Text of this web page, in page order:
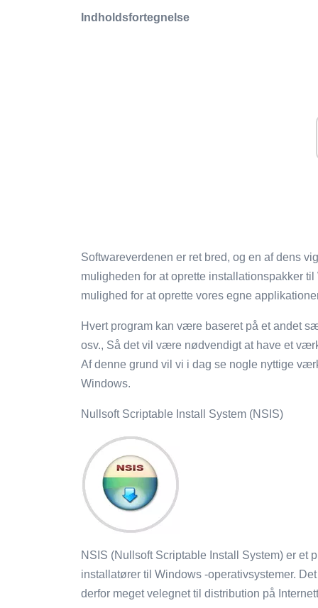
Indholdsfortegnelse
Softwareverdenen er ret bred, og en af ​​dens
muligheden for at oprette installationspakker
mulighed for at oprette vores egne
Hvert program kan være baseret på et andet
osv., Så det vil være nødvendigt at have et
Af denne grund vil vi i dag se nogle nyttige
Windows.
Nullsoft Scriptable Install System (NSIS)
NSIS (Nullsoft Scriptable Install System) er et
installatører til Windows -operativsystemer.
derfor meget velegnet til distribution på